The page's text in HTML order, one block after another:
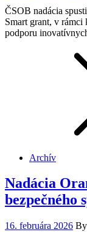
ČSOB nadácia
Smart grant, v
podporu
Archív
Nadácia
bezpečného
Posted
16. februára 2026 By